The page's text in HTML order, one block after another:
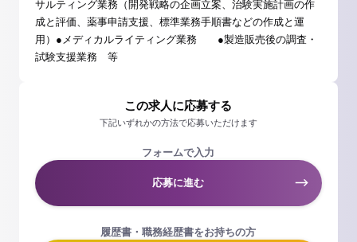
サルティング業務（開発戦略の企画立案、治験実施計画の作
成と評価、薬事申請支援、標準業務手順書などの作成と運
用）●メディカルライティング業務 ●製造販売後の調査・
試験支援業務 等
この求人に応募する
下記いずれかの方法で応募いただけます
フォームで入力
応募に進む
履歴書・職務経歴書をお持ちの方